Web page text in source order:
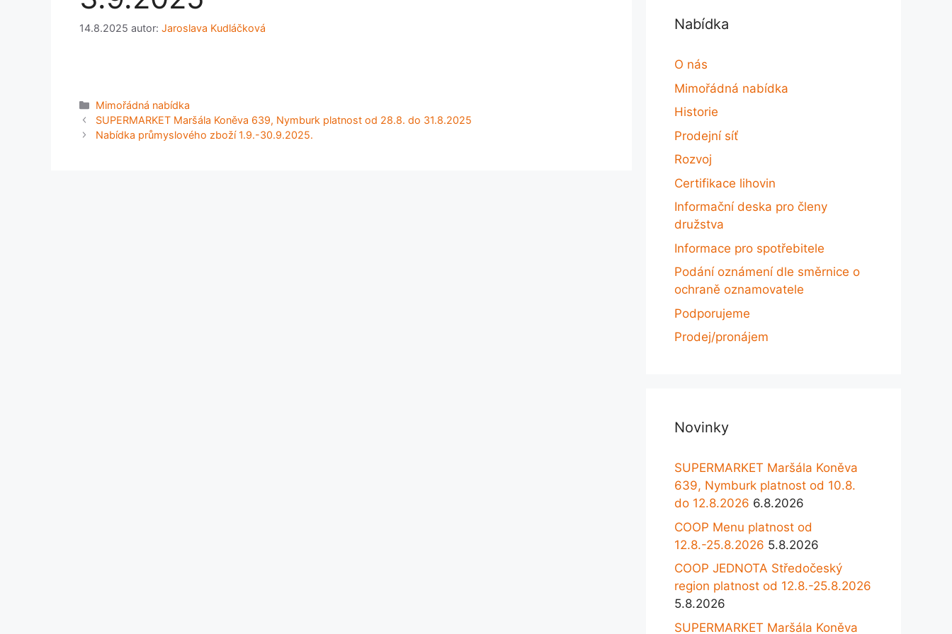
14.8.2025 autor: Jaroslava Kudláčková
Rubriky
Mimořádná nabídka
SUPERMARKET Maršála Koněva 639, Nymburk platnost od 28.8. do 31.8.2025
Nabídka průmyslového zboží 1.9.-30.9.2025.
Nabídka
O nás
Mimořádná nabídka
Historie
Prodejní síť
Rozvoj
Certifikace lihovin
Informační deska pro členy
družstva
Informace pro spotřebitele
Podání oznámení dle směrnice o
ochraně oznamovatele
Podporujeme
Prodej/pronájem
Novinky
SUPERMARKET Maršála Koněva
639, Nymburk platnost od 10.8.
do 12.8.2026 6.8.2026
COOP Menu platnost od
12.8.-25.8.2026 5.8.2026
COOP JEDNOTA Středočeský
region platnost od 12.8.-25.8.2026
5.8.2026
SUPERMARKET Maršála Koněva